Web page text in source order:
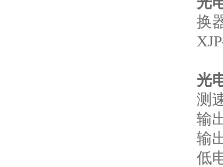
换
光
测
输
输
低